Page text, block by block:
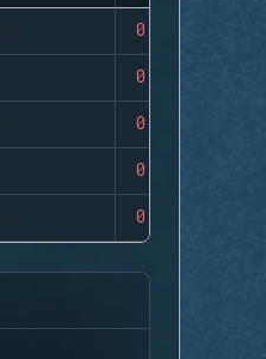
0
0
0
0
0